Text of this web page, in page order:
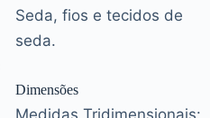
Seda, fios e tecidos de
seda.
Dimensões
Medidas Tridimensionais: